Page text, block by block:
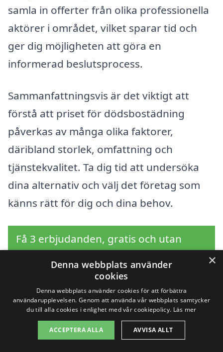
samla in offerter från olika professionella
aktörer i området, vilket sparar tid och
ger dig möjligheten att göra en
informerad beslutsprocess.
Sammanfattningsvis är det viktigt att
förstå att priset för dödsbostädning
påverkas av många olika faktorer,
däribland storlek, omfattning och
tjänstekvalitet. Ta dig tid att undersöka
dina alternativ och välj det företag som
känns rätt för dig och dina behov.
Få 3 erbjudanden, gratis och utan
Sök efter en
professionell för
×
Denna webbplats använder
cookies
Denna webbplats använder cookies för att förbättra
användarupplevelsen. Genom att använda vår webbplats samtycker
du till alla cookies i enlighet med vår cookiepolicy. Läs mer
ACCEPTERA ALLA AVVISA ALLT